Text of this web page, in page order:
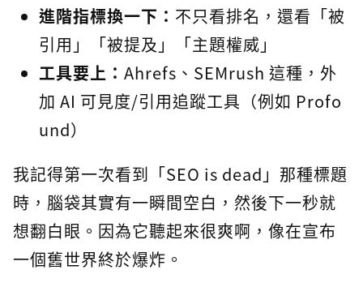
進階指標換一下： 不只看排名，還看「被
引用」「被提及」「主題權威」
工具要上： Ahrefs、SEMrush 這種，外
加 AI 可見度/引用追蹤工具（例如 Profo
und）
我記得第一次看到「SEO is dead」那種標題
時，腦袋其實有一瞬間空白，然後下一秒就
想翻白眼。因為它聽起來很爽啊，像在宣布
一個舊世界終於爆炸。